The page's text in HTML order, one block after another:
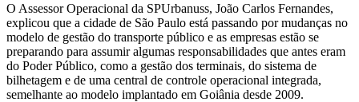
O Assessor Operacional da SPUrbanuss, João Carlos Fernandes,
explicou que a cidade de São Paulo está passando por mudanças no
modelo de gestão do transporte público e as empresas estão se
preparando para assumir algumas responsabilidades que antes eram
do Poder Público, como a gestão dos terminais, do sistema de
bilhetagem e de uma central de controle operacional integrada,
semelhante ao modelo implantado em Goiânia desde 2009.